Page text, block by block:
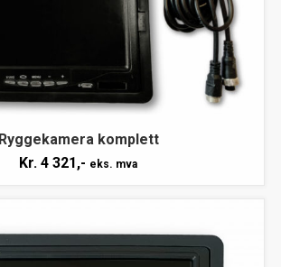
Ryggekamera komplett
Kr. 4 321,- eks. mva